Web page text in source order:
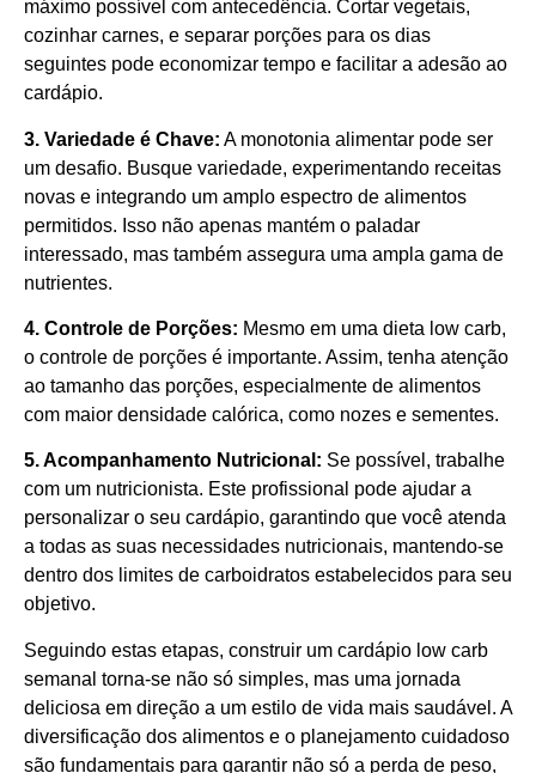
máximo possível com antecedência. Cortar vegetais,
cozinhar carnes, e separar porções para os dias
seguintes pode economizar tempo e facilitar a adesão ao
cardápio.
3. Variedade é Chave: A monotonia alimentar pode ser
um desafio. Busque variedade, experimentando receitas
novas e integrando um amplo espectro de alimentos
permitidos. Isso não apenas mantém o paladar
interessado, mas também assegura uma ampla gama de
nutrientes.
4. Controle de Porções: Mesmo em uma dieta low carb,
o controle de porções é importante. Assim, tenha atenção
ao tamanho das porções, especialmente de alimentos
com maior densidade calórica, como nozes e sementes.
5. Acompanhamento Nutricional: Se possível, trabalhe
com um nutricionista. Este profissional pode ajudar a
personalizar o seu cardápio, garantindo que você atenda
a todas as suas necessidades nutricionais, mantendo-se
dentro dos limites de carboidratos estabelecidos para seu
objetivo.
Seguindo estas etapas, construir um cardápio low carb
semanal torna-se não só simples, mas uma jornada
deliciosa em direção a um estilo de vida mais saudável. A
diversificação dos alimentos e o planejamento cuidadoso
são fundamentais para garantir não só a perda de peso,